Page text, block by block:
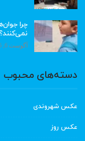
چرا
آگوست 6, 2026
دسته‌های محبوب
عکس شهروندی
عکس روز